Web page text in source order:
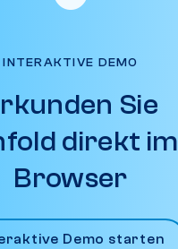
INTERAKTIVE DEMO
Sie
direkt im
Browser
Demo starten